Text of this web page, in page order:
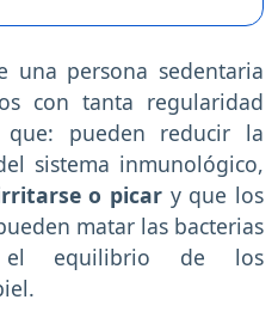
una persona sedentaria
con tanta regularidad
pueden reducir la
sistema inmunológico,
o picar y que los
matar las bacterias
el equilibrio de los